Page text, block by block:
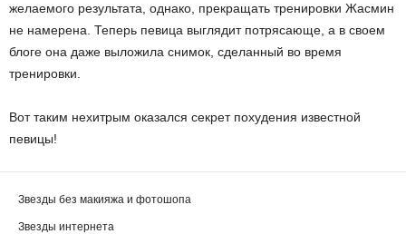
желаемого результата, однако, прекращать тренировки Жасмин
не намерена. Теперь певица выглядит потрясающе, а в своем
блоге она даже выложила снимок, сделанный во время
тренировки.
Вот таким нехитрым оказался секрет похудения известной
певицы!
Звезды без макияжа и фотошопа
Звезды интернета